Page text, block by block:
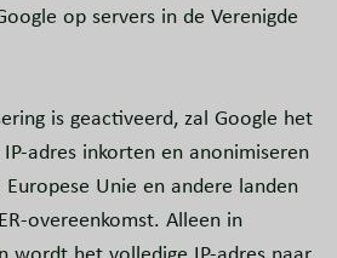
op servers in de Verenigde
is geactiveerd, zal Google het
adres inkorten en anonimiseren
Unie en andere landen
overeenkomst. Alleen in